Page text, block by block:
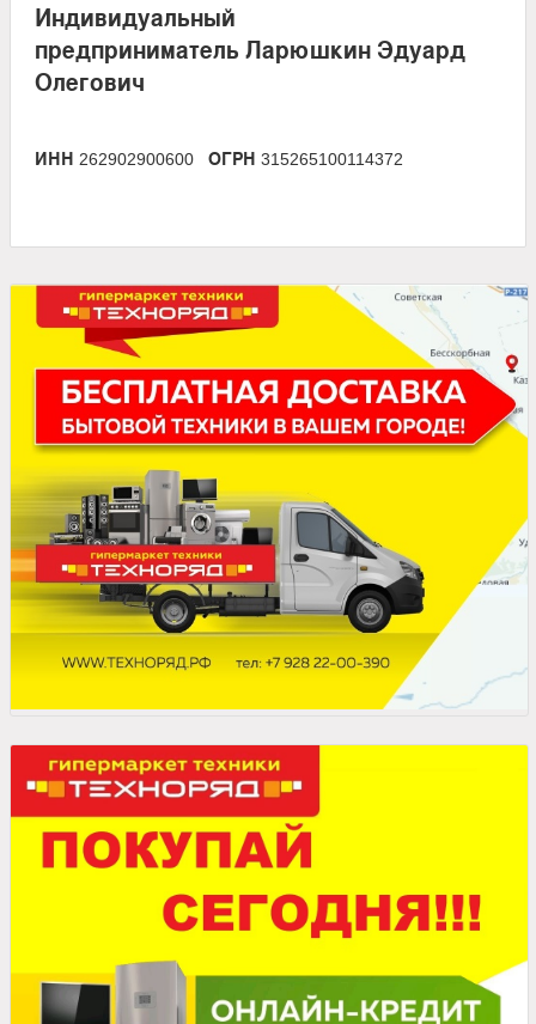
Индивидуальный
предприниматель Ларюшкин Эдуард
Олегович
ИНН 262902900600 ОГРН 315265100114372